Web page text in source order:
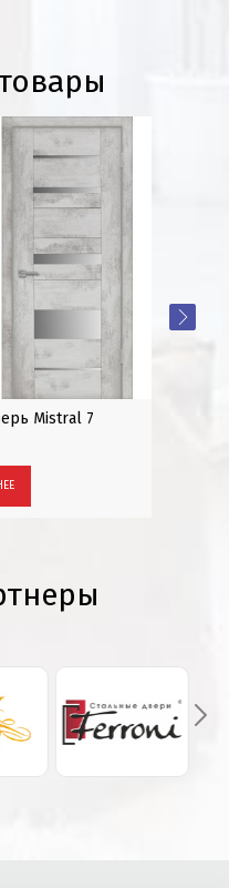
Mistral 7